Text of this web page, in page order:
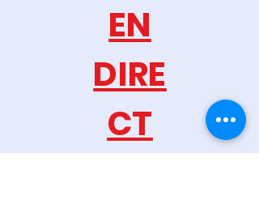
EN
DIRE
CT